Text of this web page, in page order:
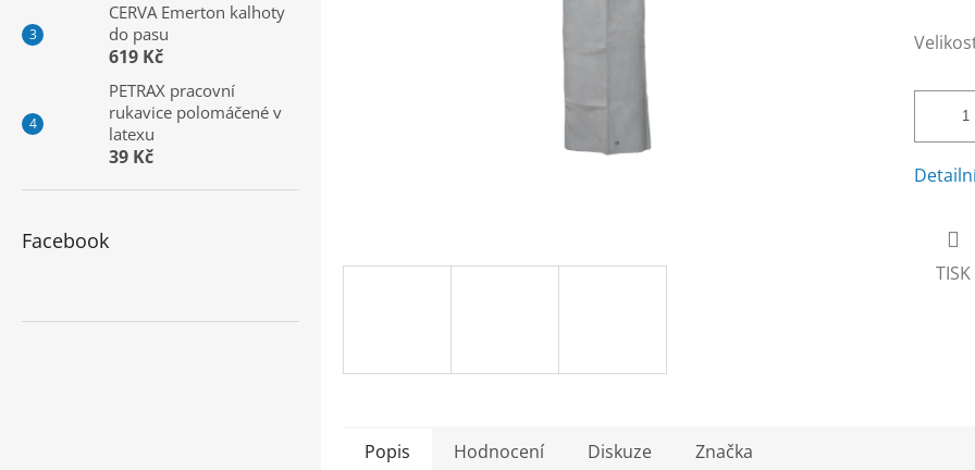
CERVA Emerton kalhoty
do pasu
619 Kč
PETRAX pracovní
rukavice polomáčené v
latexu
39 Kč
Facebook
TISK
Popis Hodnocení Diskuze Značka